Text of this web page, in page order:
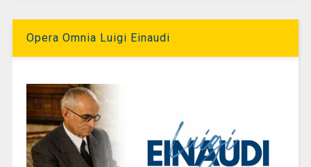
Opera Omnia Luigi Einaudi